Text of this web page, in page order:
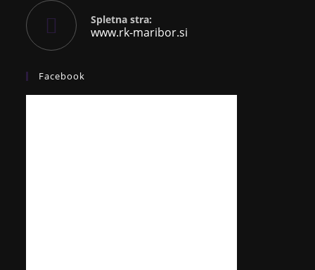
Spletna stra:
www.rk-maribor.si
Facebook